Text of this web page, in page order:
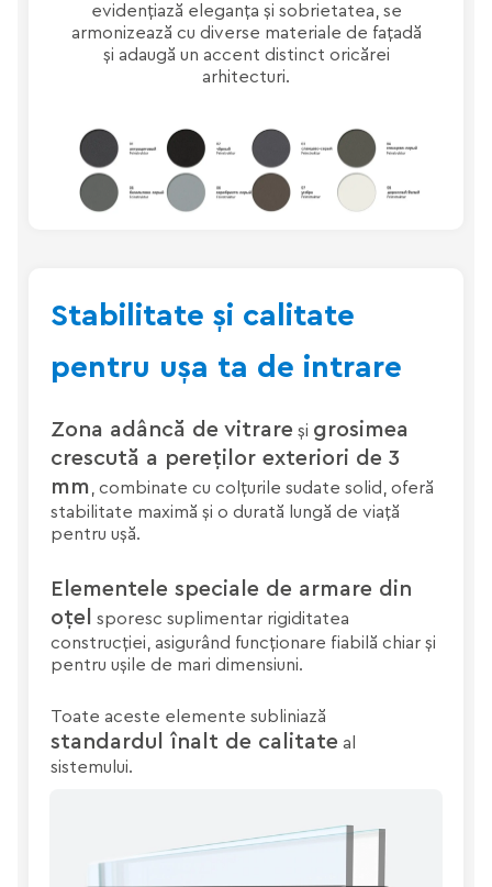
evidențiază eleganța și sobrietatea, se
armonizează cu diverse materiale de fațadă
și adaugă un accent distinct oricărei
arhitecturi.
Stabilitate și calitate
pentru ușa ta de intrare
Zona adâncă de vitrare și grosimea
crescută a pereților exteriori de 3
mm, combinate cu colțurile sudate solid, oferă
stabilitate maximă și o durată lungă de viață
pentru ușă.
Elementele speciale de armare din
oțel
sporesc suplimentar rigiditatea
construcției, asigurând funcționare fiabilă chiar și
pentru ușile de mari dimensiuni.
Toate aceste elemente subliniază
standardul înalt de calitate al
sistemului.